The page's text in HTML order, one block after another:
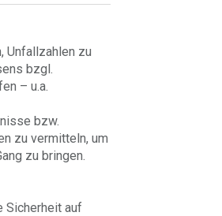
Unfallzahlen zu
bzgl.
– u.a.
bzw.
zu vermitteln, um
zu bringen.
Sicherheit auf